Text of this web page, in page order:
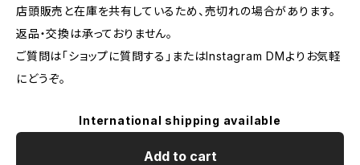
店頭販売と在庫を共有しているため、売切れの場合があります。
返品・交換は承っておりません。
ご質問は「ショップに質問する」またはInstagram DMよりお気軽
にどうぞ。
International shipping available
Add to cart